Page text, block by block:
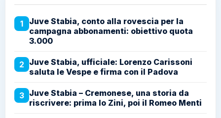
1
Juve Stabia, conto alla rovescia per la
campagna abbonamenti: obiettivo quota
3.000
2 Juve Stabia, ufficiale: Lorenzo Carissoni
saluta le Vespe e firma con il Padova
3 Juve Stabia – Cremonese, una storia da
riscrivere: prima lo Zini, poi il Romeo Menti